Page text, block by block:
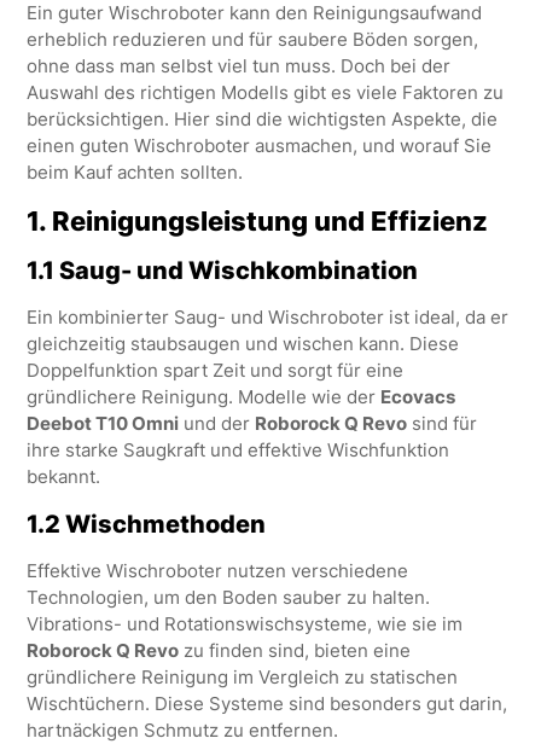
Ein guter Wischroboter kann den Reinigungsaufwand
erheblich reduzieren und für saubere Böden sorgen,
ohne dass man selbst viel tun muss. Doch bei der
Auswahl des richtigen Modells gibt es viele Faktoren zu
berücksichtigen. Hier sind die wichtigsten Aspekte, die
einen guten Wischroboter ausmachen, und worauf Sie
beim Kauf achten sollten.
1. Reinigungsleistung und Effizienz
1.1 Saug- und Wischkombination
Ein kombinierter Saug- und Wischroboter ist ideal, da er
gleichzeitig staubsaugen und wischen kann. Diese
Doppelfunktion spart Zeit und sorgt für eine
gründlichere Reinigung. Modelle wie der Ecovacs
Deebot T10 Omniund der Roborock Q Revosind für
ihre starke Saugkraft und effektive Wischfunktion
bekannt.
1.2 Wischmethoden
Effektive Wischroboter nutzen verschiedene
Technologien, um den Boden sauber zu halten.
Vibrations- und Rotationswischsysteme, wie sie im
Roborock Q Revozu finden sind, bieten eine
gründlichere Reinigung im Vergleich zu statischen
Wischtüchern. Diese Systeme sind besonders gut darin,
hartnäckigen Schmutz zu entfernen.